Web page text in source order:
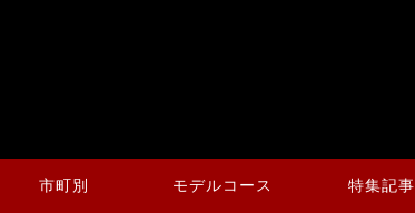
市町別 モデルコース 特集記事